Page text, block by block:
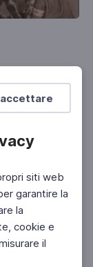
accettare
siti web
garantire la
la
cookie e
il